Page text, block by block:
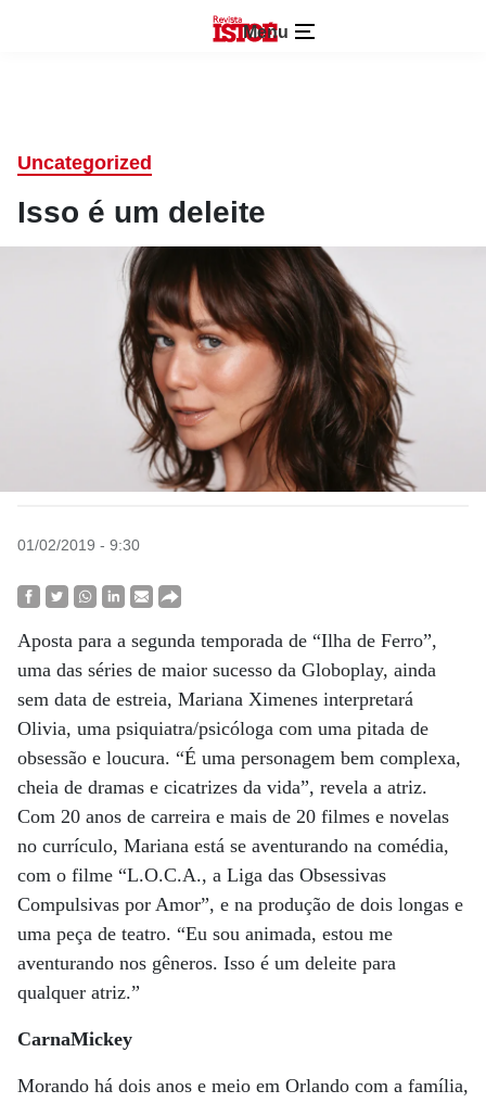
Menu
Uncategorized
Isso é um deleite
01/02/2019 - 9:30
Aposta para a segunda temporada de “Ilha de Ferro”,
uma das séries de maior sucesso da Globoplay, ainda
sem data de estreia, Mariana Ximenes interpretará
Olivia, uma psiquiatra/psicóloga com uma pitada de
obsessão e loucura. “É uma personagem bem complexa,
cheia de dramas e cicatrizes da vida”, revela a atriz.
Com 20 anos de carreira e mais de 20 filmes e novelas
no currículo, Mariana está se aventurando na comédia,
com o filme “L.O.C.A., a Liga das Obsessivas
Compulsivas por Amor”, e na produção de dois longas e
uma peça de teatro. “Eu sou animada, estou me
aventurando nos gêneros. Isso é um deleite para
qualquer atriz.”
CarnaMickey
Morando há dois anos e meio em Orlando com a família,